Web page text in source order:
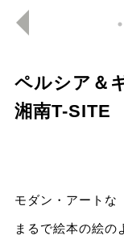
ペルシア＆
湘南T-SITE
モダン・アートな
まるで絵本の絵の